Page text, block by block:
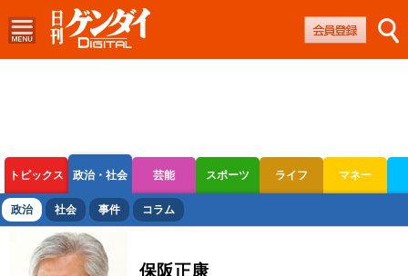
トピックス 政治・社会 芸能 スポーツ ライフ マネー
ボートレース 競輪 オートレース
政治 社会 事件 コラム
保阪正康